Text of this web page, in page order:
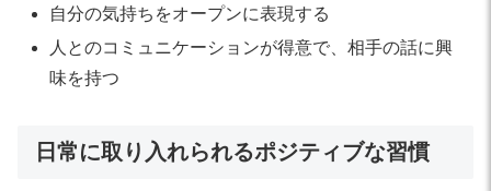
自分の気持ちをオープンに表現する
人とのコミュニケーションが得意で、相手の話に興
味を持つ
日常に取り入れられるポジティブな習慣